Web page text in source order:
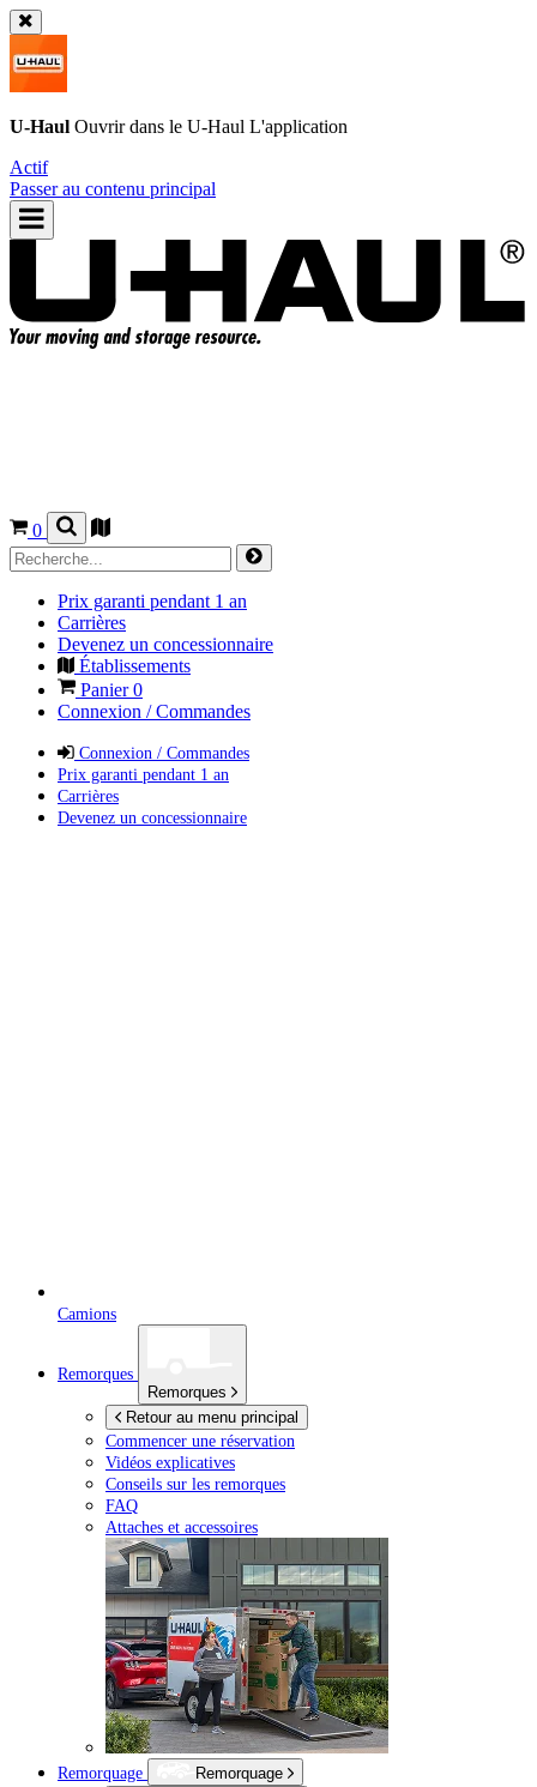
U-Haul Ouvrir dans le U-Haul L'application
Actif
Passer au contenu principal
0
Prix garanti pendant 1 an
Carrières
Devenez un concessionnaire
Établissements
Panier0
Connexion / Commandes
Connexion / Commandes
Prix garanti pendant 1 an
Carrières
Devenez un concessionnaire
Camions
Remorques
Remorques
Retour au menu principal
Commencer une réservation
Vidéos explicatives
Conseils sur les remorques
FAQ
Attaches et accessoires
Remorquage
Remorquage